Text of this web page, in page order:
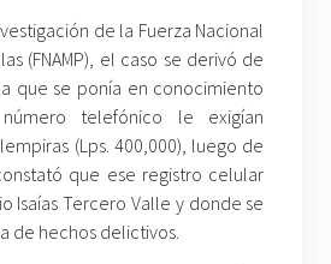
de la Fuerza Nacional
(FNAMP), el caso se derivó de
que se ponía en conocimiento
telefónico le exigían
(Lps. 400,000), luego de
que ese registro celular
Isaías Tercero Valle y donde se
de hechos delictivos.